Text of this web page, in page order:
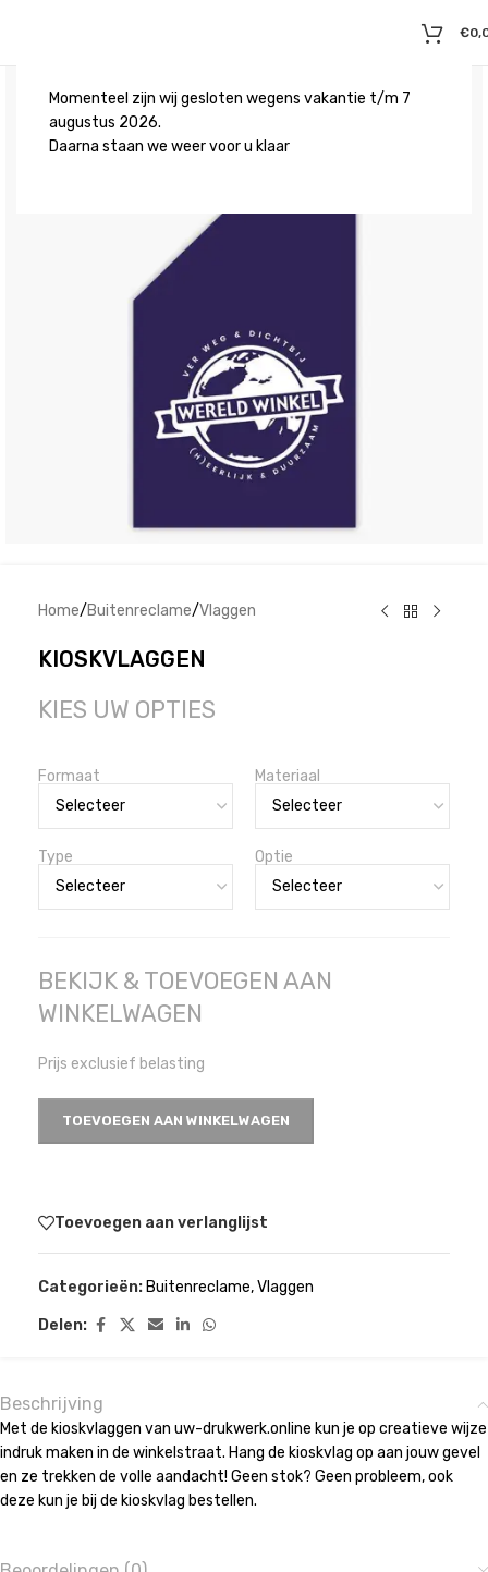
Momenteel zijn wij gesloten wegens vakantie t/m 7
augustus 2026.
Daarna staan we weer voor u klaar
€
Home/Buitenreclame/Vlaggen
KIOSKVLAGGEN
KIES UW OPTIES
Formaat Materiaal
Type Optie
BEKIJK & TOEVOEGEN AAN
WINKELWAGEN
Prijs exclusief belasting
TOEVOEGEN AAN WINKELWAGEN
Toevoegen aan verlanglijst
Categorieën: Buitenreclame,Vlaggen
Delen:
Beschrijving
Met de kioskvlaggen van uw-drukwerk.online kun je op creatieve wijze
indruk maken in de winkelstraat. Hang de kioskvlag op aan jouw gevel
en ze trekken de volle aandacht! Geen stok? Geen probleem, ook
deze kun je bij de kioskvlag bestellen.